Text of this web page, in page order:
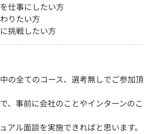
仕事にしたい方
りたい方
挑戦したい方
の全てのコース、選考無しでご参加頂
、事前に会社のことやインターンのこ
アル面談を実施できればと思います。